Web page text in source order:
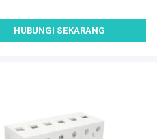
HUBUNGI SEKARANG